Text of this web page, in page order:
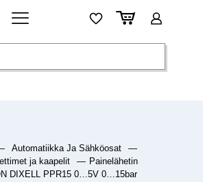
Automatiikka Ja Sähköosat
—
ja kaapelit
— Painelähetin
DIXELL PPR15 0…5V 0…15bar